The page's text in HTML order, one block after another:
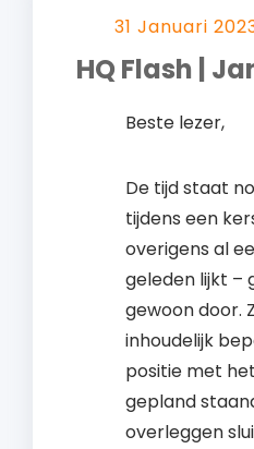
31 Januari
HQ Flash |
Beste lezer,
De tijd staat
tijdens een
overigens al
geleden lijkt –
gewoon door.
inhoudelijk
positie met
gepland
overleggen